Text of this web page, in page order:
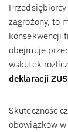
zagrożony, to
konsekwencji
obejmuje
wskutek
deklaracji ZUS
Skuteczność
obowiązków